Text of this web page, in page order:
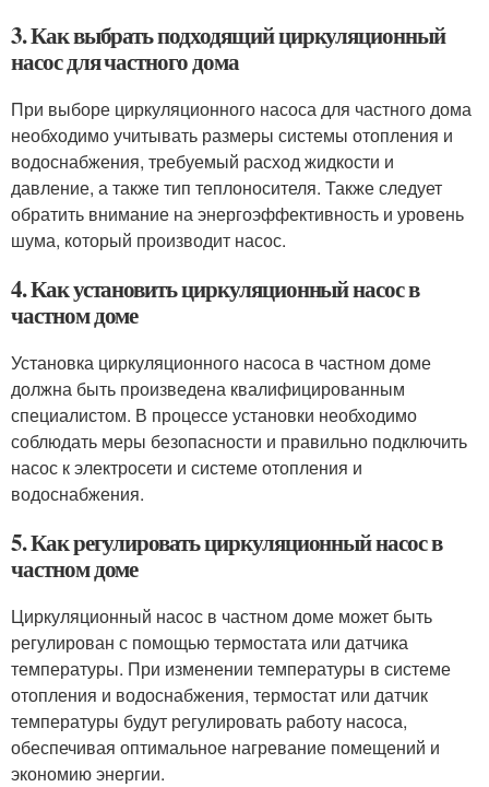
3. Как выбрать подходящий циркуляционный
насос для частного дома
При выборе циркуляционного насоса для частного дома
необходимо учитывать размеры системы отопления и
водоснабжения, требуемый расход жидкости и
давление, а также тип теплоносителя. Также следует
обратить внимание на энергоэффективность и уровень
шума, который производит насос.
4. Как установить циркуляционный насос в
частном доме
Установка циркуляционного насоса в частном доме
должна быть произведена квалифицированным
специалистом. В процессе установки необходимо
соблюдать меры безопасности и правильно подключить
насос к электросети и системе отопления и
водоснабжения.
5. Как регулировать циркуляционный насос в
частном доме
Циркуляционный насос в частном доме может быть
регулирован с помощью термостата или датчика
температуры. При изменении температуры в системе
отопления и водоснабжения, термостат или датчик
температуры будут регулировать работу насоса,
обеспечивая оптимальное нагревание помещений и
экономию энергии.